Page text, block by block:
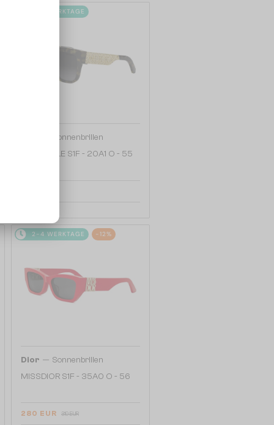
2-4 WERKTAGE
Sonnenbrillen
DIORESILLE S1F - 20A1 O - 55
2-4 WERKTAGE -12%
Dior — Sonnenbrillen
MISSDIOR S1F - 35A0 O - 56
280 EUR 319 EUR